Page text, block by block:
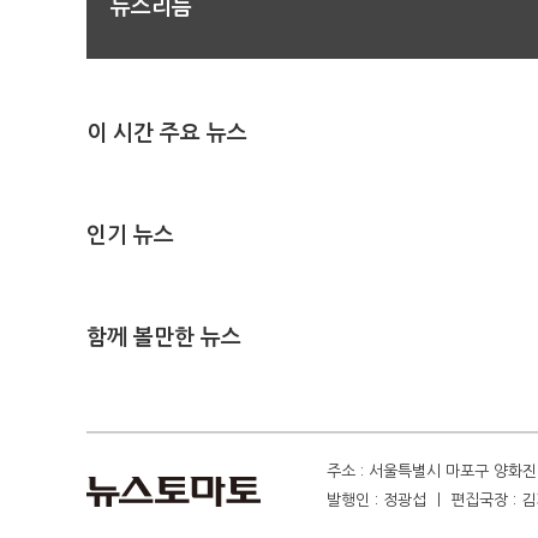
뉴스리듬
이 시간 주요 뉴스
인기 뉴스
함께 볼만한 뉴스
주소 : 서울특별시 마포구 양화
발행인 : 정광섭 ㅣ 편집국장 :